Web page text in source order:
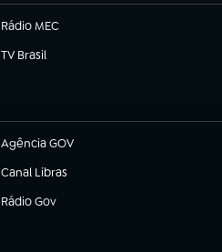
Rádio MEC
(abre em nova aba)
TV Brasil
(abre em nova aba)
Agência GOV
(abre em nova aba)
Canal Libras
(abre em nova aba)
Rádio Gov
(abre em nova aba)